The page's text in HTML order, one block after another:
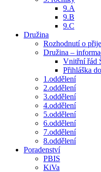
9.A
9.B
9.C
Družina
Rozhodnutí o
Družina –
Vnitřní řád
Přihláška
1.oddělení
2.oddělení
3.oddělení
4.oddělení
5.oddělení
6.oddělení
7.oddělení
8.oddělení
Poradenství
PBIS
KiVa